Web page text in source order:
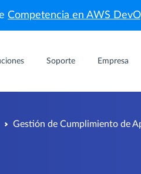
Competencia en AWS
Soporte Empresa
Gestión de Cumplimiento de